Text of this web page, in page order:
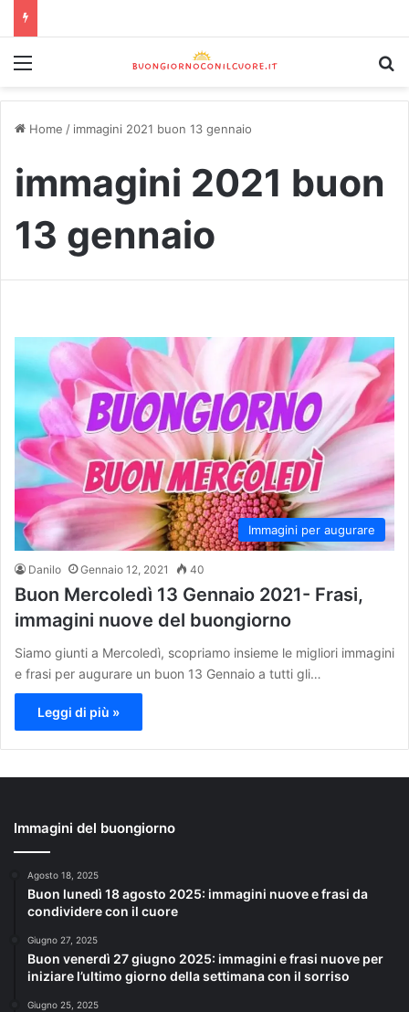
Home / immagini 2021 buon 13 gennaio
immagini 2021 buon
13 gennaio
Immagini per augurare
Danilo Gennaio 12, 2021 40
Buon Mercoledì 13 Gennaio 2021- Frasi,
immagini nuove del buongiorno
Siamo giunti a Mercoledì, scopriamo insieme le migliori immagini
e frasi per augurare un buon 13 Gennaio a tutti gli…
Leggi di più »
Immagini del buongiorno
Agosto 18, 2025
Buon lunedì 18 agosto 2025: immagini nuove e frasi da
condividere con il cuore
Giugno 27, 2025
Buon venerdì 27 giugno 2025: immagini e frasi nuove per
iniziare l’ultimo giorno della settimana con il sorriso
Giugno 25, 2025